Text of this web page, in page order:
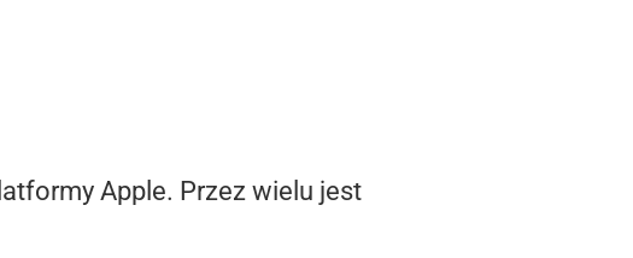
Apple. Przez wielu jest